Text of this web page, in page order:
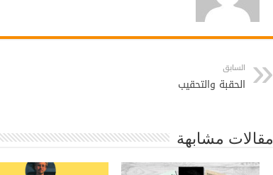
السابق
الحقبة والتحقيب
مقالات مشابهة